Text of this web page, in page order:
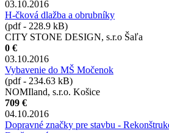
03.10.2016
H-čková dlažba a obrubníky
(pdf - 228.9 kB)
CITY STONE DESIGN, s.r.o Šaľa
0 €
03.10.2016
Vybavenie do MŠ Močenok
(pdf - 234.63 kB)
NOMIland, s.r.o. Košice
709 €
04.10.2016
Dopravné značky pre stavbu -